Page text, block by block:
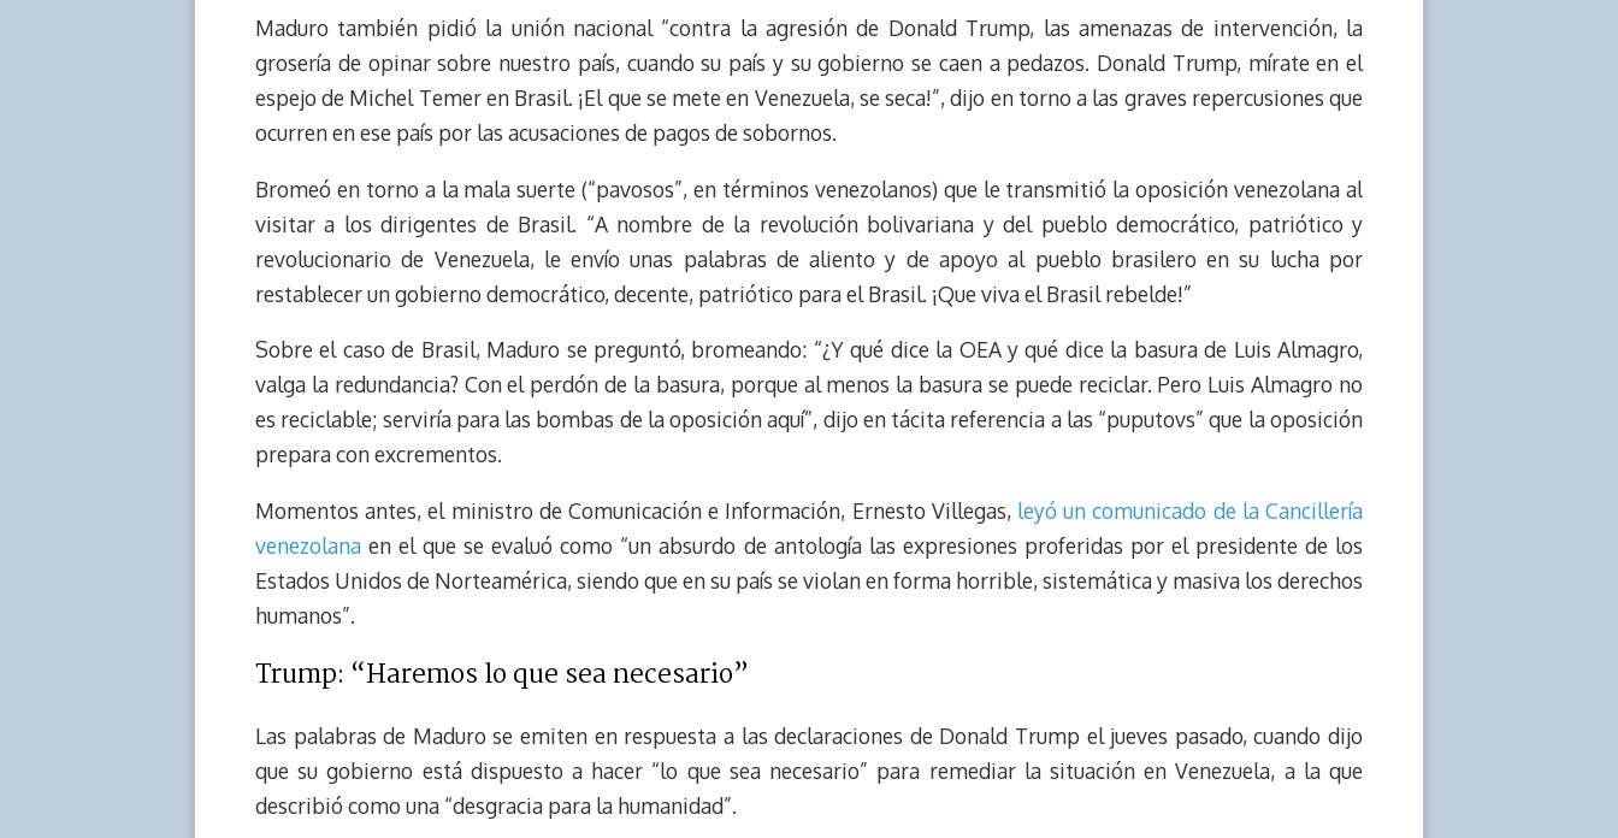
Maduro también pidió la unión nacional “contra la agresión de Donald Trump, las amenazas de intervención, la
grosería de opinar sobre nuestro país, cuando su país y su gobierno se caen a pedazos. Donald Trump, mírate en el
espejo de Michel Temer en Brasil. ¡El que se mete en Venezuela, se seca!”, dijo en torno a las graves repercusiones que
ocurren en ese país por las acusaciones de pagos de sobornos.
Bromeó en torno a la mala suerte (“pavosos”, en términos venezolanos) que le transmitió la oposición venezolana al
visitar a los dirigentes de Brasil. “A nombre de la revolución bolivariana y del pueblo democrático, patriótico y
revolucionario de Venezuela, le envío unas palabras de aliento y de apoyo al pueblo brasilero en su lucha por
restablecer un gobierno democrático, decente, patriótico para el Brasil. ¡Que viva el Brasil rebelde!”
Sobre el caso de Brasil, Maduro se preguntó, bromeando: “¿Y qué dice la OEA y qué dice la basura de Luis Almagro,
valga la redundancia? Con el perdón de la basura, porque al menos la basura se puede reciclar. Pero Luis Almagro no
es reciclable; serviría para las bombas de la oposición aquí”, dijo en tácita referencia a las “puputovs” que la oposición
prepara con excrementos.
Momentos antes, el ministro de Comunicación e Información, Ernesto Villegas, leyó un comunicado de la Cancillería
venezolana en el que se evaluó como “un absurdo de antología las expresiones proferidas por el presidente de los
Estados Unidos de Norteamérica, siendo que en su país se violan en forma horrible, sistemática y masiva los derechos
humanos”.
Trump: “Haremos lo que sea necesario”
Las palabras de Maduro se emiten en respuesta a las declaraciones de Donald Trump el jueves pasado, cuando dijo
que su gobierno está dispuesto a hacer “lo que sea necesario” para remediar la situación en Venezuela, a la que
describió como una “desgracia para la humanidad”.